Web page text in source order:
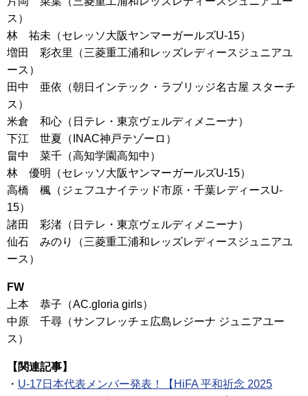
ス）
林 祐未（セレッソ大阪ヤンマーガールズU-15）
増田 彩衣里（三菱重工浦和レッズレディースジュニアユ
ース）
田中 亜依（朝日インテック・ラブリッジ名古屋 スターチ
ス）
米倉 和心（日テレ・東京ヴェルディメニーナ）
下江 世夏（INAC神戸テゾーロ）
畠中 菜千（高知学園高知中）
林 優明（セレッソ大阪ヤンマーガールズU-15）
高橋 楓（ジェフユナイテッド市原・千葉レディースU-
15）
諸田 彩渚（日テレ・東京ヴェルディメニーナ）
仙石 みのり（三菱重工浦和レッズレディースジュニアユ
ース）
FW
上本 恭子（AC.gloria girls）
中原 千尋（サンフレッチェ広島レジーナ ジュニアユー
ス）
【関連記事】
・ U-17日本代表メンバー発表！【HiFA 平和祈念 2025